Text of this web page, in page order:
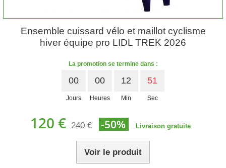
Ensemble cuissard vélo et maillot cyclisme
hiver équipe pro LIDL TREK 2026
La promotion se termine dans :
00
Jours
00
Heures
12
Min
50
Sec
120 € 240 € -50% Livraison gratuite
Voir le produit